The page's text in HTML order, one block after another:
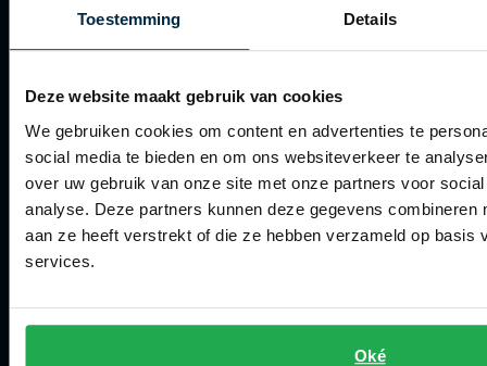
Toestemming Details
Deze website maakt gebruik van cookies
We gebruiken cookies om content en advertenties te
social media te bieden en om ons websiteverkeer te
over uw gebruik van onze site met onze partners voor
analyse. Deze partners kunnen deze gegevens combineren
aan ze heeft verstrekt of die ze hebben verzameld op basis
services.
Oké
Roy Robson
Schiesser
Secrid
Slater
State of Art
Superdry
Actievoorwaarden
Artikelonderhoud
Winkel
Winkel
Openingstijden
Contact winkel
Spierings Herenmode